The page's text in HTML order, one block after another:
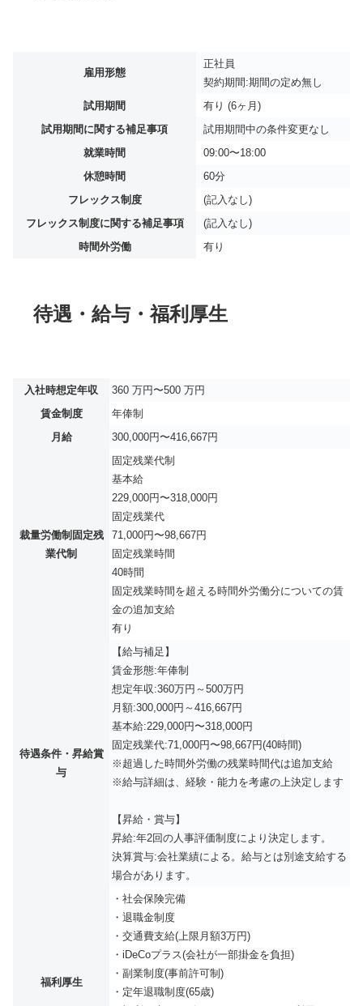
雇用形態
正社員
契約期間:期間の定め無し
試用期間
有り (6ヶ月)
試用期間に関する補足事項
試用期間中の条件変更なし
就業時間
09:00〜18:00
休憩時間
60分
フレックス制度
(記入なし)
フレックス制度に関する補足事項
(記入なし)
時間外労働
有り
待遇・給与・福利厚生
入社時想定年収
360 万円〜500 万円
賃金制度
年俸制
月給
300,000円〜416,667円
裁量労働制固定残
業代制
固定残業代制
基本給
229,000円〜318,000円
固定残業代
71,000円〜98,667円
固定残業時間
40時間
固定残業時間を超える時間外労働分についての賃
金の追加支給
有り
待遇条件・昇給賞
与
【給与補足】
賃金形態:年俸制
想定年収:360万円～500万円
月額:300,000円～416,667円
基本給:229,000円〜318,000円
固定残業代:71,000円〜98,667円(40時間)
※超過した時間外労働の残業時間代は追加支給
※給与詳細は、経験・能力を考慮の上決定します
【昇給・賞与】
昇給:年2回の人事評価制度により決定します。
決算賞与:会社業績による。給与とは別途支給する
場合があります。
福利厚生
・社会保険完備
・退職金制度
・交通費支給(上限月額3万円)
・iDeCoプラス(会社が一部掛金を負担)
・副業制度(事前許可制)
・定年退職制度(65歳)